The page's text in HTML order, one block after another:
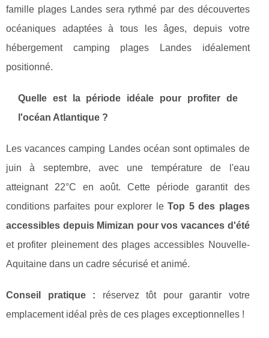
famille plages Landes sera rythmé par des découvertes
océaniques adaptées à tous les âges, depuis votre
hébergement camping plages Landes idéalement
positionné.
Quelle est la période idéale pour profiter de
l'océan Atlantique ?
Les vacances camping Landes océan sont optimales de
juin à septembre, avec une température de l'eau
atteignant 22°C en août. Cette période garantit des
conditions parfaites pour explorer leTop 5 des plages
accessibles depuis Mimizan pour vos vacances d'été
et profiter pleinement des plages accessibles Nouvelle-
Aquitaine dans un cadre sécurisé et animé.
Conseil pratique : réservez tôt pour garantir votre
emplacement idéal près de ces plages exceptionnelles !